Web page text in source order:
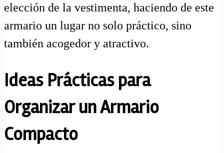
elección de la vestimenta, haciendo de este
armario un lugar no solo práctico, sino
también acogedor y atractivo.
Ideas Prácticas para
Organizar un Armario
Compacto